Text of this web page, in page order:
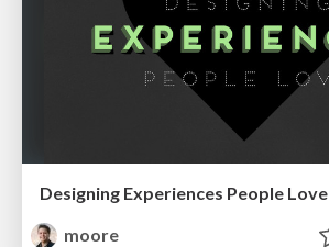
Designing Experiences People Love
moore